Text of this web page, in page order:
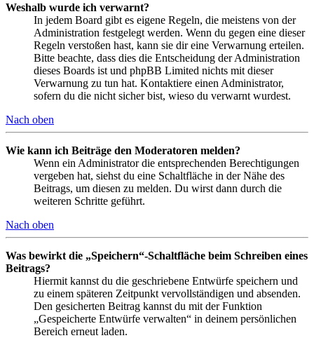
Weshalb wurde ich verwarnt?
In jedem Board gibt es eigene Regeln, die meistens von der
Administration festgelegt werden. Wenn du gegen eine dieser
Regeln verstoßen hast, kann sie dir eine Verwarnung erteilen.
Bitte beachte, dass dies die Entscheidung der Administration
dieses Boards ist und phpBB Limited nichts mit dieser
Verwarnung zu tun hat. Kontaktiere einen Administrator,
sofern du die nicht sicher bist, wieso du verwarnt wurdest.
Nach oben
Wie kann ich Beiträge den Moderatoren melden?
Wenn ein Administrator die entsprechenden Berechtigungen
vergeben hat, siehst du eine Schaltfläche in der Nähe des
Beitrags, um diesen zu melden. Du wirst dann durch die
weiteren Schritte geführt.
Nach oben
Was bewirkt die „Speichern“-Schaltfläche beim Schreiben eines
Beitrags?
Hiermit kannst du die geschriebene Entwürfe speichern und
zu einem späteren Zeitpunkt vervollständigen und absenden.
Den gesicherten Beitrag kannst du mit der Funktion
„Gespeicherte Entwürfe verwalten“ in deinem persönlichen
Bereich erneut laden.